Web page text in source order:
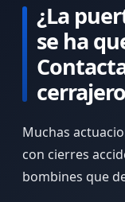
¿La
se ha
Muchas
con cierres
bombines que